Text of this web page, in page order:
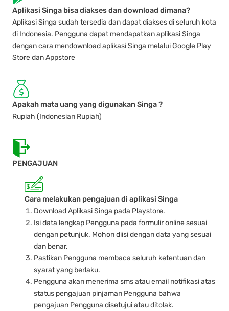
Aplikasi Singa bisa diakses dan download dimana?
Aplikasi Singa sudah tersedia dan dapat diakses di seluruh kota
di Indonesia. Pengguna dapat mendapatkan aplikasi Singa
dengan cara mendownload aplikasi Singa melalui Google Play
Store dan Appstore
Apakah mata uang yang digunakan Singa ?
Rupiah (Indonesian Rupiah)
PENGAJUAN
Cara melakukan pengajuan di aplikasi Singa
Download Aplikasi Singa pada Playstore.
Isi data lengkap Pengguna pada formulir online sesuai
dengan petunjuk. Mohon diisi dengan data yang sesuai
dan benar.
Pastikan Pengguna membaca seluruh ketentuan dan
syarat yang berlaku.
Pengguna akan menerima sms atau email notifikasi atas
status pengajuan pinjaman Pengguna bahwa
pengajuan Pengguna disetujui atau ditolak.